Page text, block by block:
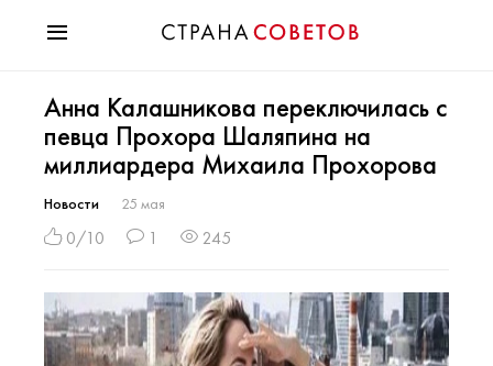
Мода
Звезды
Гороскопы
Здоровье
Психология
Разное
Праздники
Анна Калашникова переключилась с
певца Прохора Шаляпина на
миллиардера Михаила Прохорова
Новости 25 мая
0/10 1 245